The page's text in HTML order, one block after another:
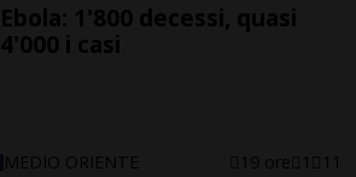
Ebola: 1'800 decessi, quasi
4'000 i casi
MEDIO ORIENTE 19 ore 1 11